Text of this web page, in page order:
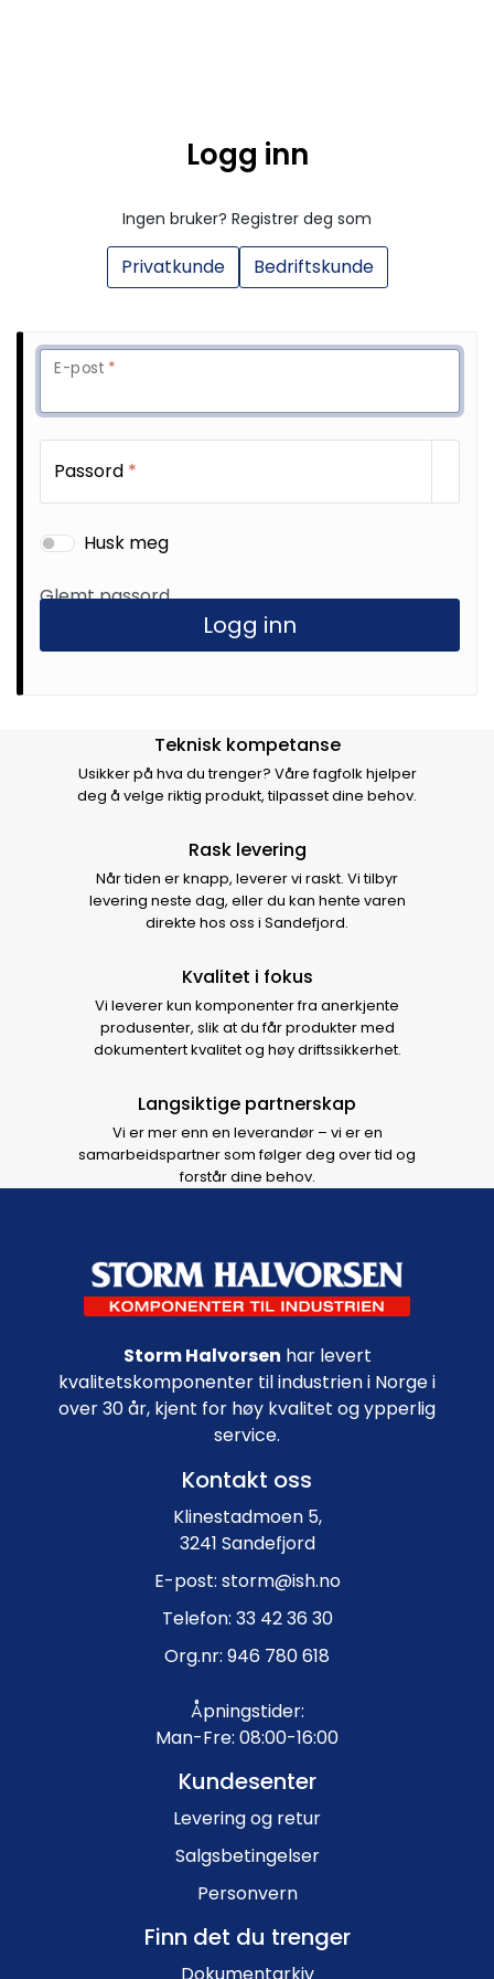
Logg inn
Ingen bruker? Registrer deg som
Privatkunde Bedriftskunde
E-post *
Passord *
Husk meg
Glemt passord
Logg inn
Hvorfor velge Storm Halvorsen
Teknisk kompetanse
Usikker på hva du trenger? Våre fagfolk hjelper
deg å velge riktig produkt, tilpasset dine behov.
Rask levering
Når tiden er knapp, leverer vi raskt. Vi tilbyr
levering neste dag, eller du kan hente varen
direkte hos oss i Sandefjord.
Kvalitet i fokus
Vi leverer kun komponenter fra anerkjente
produsenter, slik at du får produkter med
dokumentert kvalitet og høy driftssikkerhet.
Langsiktige partnerskap
Vi er mer enn en leverandør – vi er en
samarbeidspartner som følger deg over tid og
forstår dine behov.
Footer navigation
Storm Halvorsen har levert
kvalitetskomponenter til industrien i Norge i
over 30 år, kjent for høy kvalitet og ypperlig
service.
Kontakt oss
Klinestadmoen 5,
3241 Sandefjord
E-post: storm@ish.no
Telefon: 33 42 36 30
Org.nr: 946 780 618
Åpningstider:
Man-Fre: 08:00-16:00
Kundesenter
Levering og retur
Salgsbetingelser
Personvern
Finn det du trenger
Alle kategorier
Kontakt oss